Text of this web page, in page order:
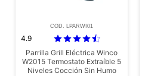
COD. LPARWI01
4.9
Parrilla Grill Eléctrica Winco
W2015 Termostato Extraíble 5
Niveles Cocción Sin Humo